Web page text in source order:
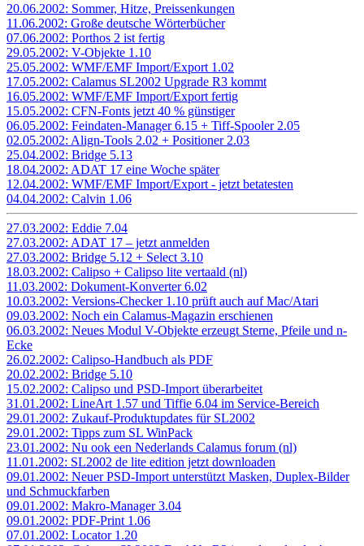
20.06.2002: Sommer, Hitze, Preissenkungen
11.06.2002: Große deutsche Wörterbücher
07.06.2002: Porthos 2 ist fertig
29.05.2002: V-Objekte 1.10
25.05.2002: WMF/EMF Import/Export 1.02
17.05.2002: Calamus SL2002 Upgrade R3 kommt
16.05.2002: WMF/EMF Import/Export fertig
15.05.2002: CFN-Fonts jetzt 40 % günstiger
06.05.2002: Feindaten-Manager 6.15 + Tiff-Spooler 2.05
02.05.2002: Align-Tools 2.02 + Positioner 2.03
25.04.2002: Bridge 5.13
18.04.2002: ADAT 17 eine Woche später
12.04.2002: WMF/EMF Import/Export - jetzt betatesten
04.04.2002: Calvin 1.06
27.03.2002: Eddie 7.04
27.03.2002: ADAT 17 – jetzt anmelden
27.03.2002: Bridge 5.12 + Select 3.10
18.03.2002: Calipso + Calipso lite vertaald (nl)
11.03.2002: Dokument-Konverter 6.02
10.03.2002: Versions-Checker 1.10 prüft auch auf Mac/Atari
09.03.2002: Noch ein Calamus-Magazin erschienen
06.03.2002: Neues Modul V-Objekte erzeugt Sterne, Pfeile und n-
Ecke
26.02.2002: Calipso-Handbuch als PDF
20.02.2002: Bridge 5.10
15.02.2002: Calipso und PSD-Import überarbeitet
31.01.2002: LineArt 1.57 und Tiffie 6.04 im Service-Bereich
29.01.2002: Zukauf-Produktupdates für SL2002
29.01.2002: Tipps zum SL WinPack
23.01.2002: Nu ook een Nederlands Calamus forum (nl)
11.01.2002: SL2002 de lite edition jetzt downloaden
09.01.2002: Neuer PSD-Import unterstützt Masken, Duplex-Bilder
und Schmuckfarben
09.01.2002: Makro-Manager 3.04
09.01.2002: PDF-Print 1.06
07.01.2002: Locator 1.20